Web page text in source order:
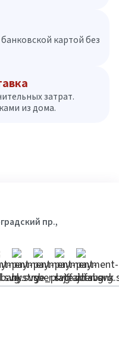
картой без
затрат.
из дома.
пр.,